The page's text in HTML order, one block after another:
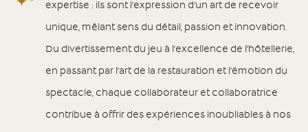
expertise : ils sont l’expression d’un art de recevoir
unique, mêlant sens du détail, passion et innovation.
Du divertissement du jeu à l’excellence de l’hôtellerie,
en passant par l’art de la restauration et l’émotion du
spectacle, chaque collaborateur et collaboratrice
contribue à offrir des expériences inoubliables à nos